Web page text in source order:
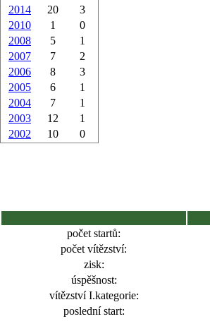
2014
20
3
2010
1
0
2008
5
1
2007
7
2
2006
8
3
2005
6
1
2004
7
1
2003
12
1
2002
10 0
počet startů:
počet vítězství:
zisk:
úspěšnost:
vítězství I.kategorie:
poslední start: